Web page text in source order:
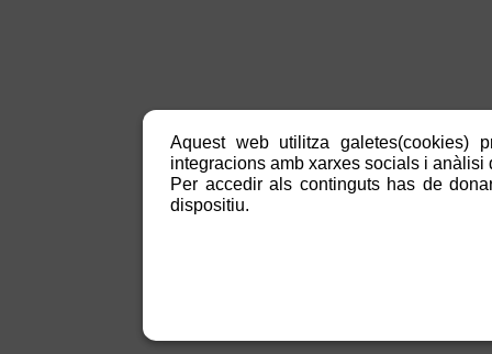
Aquest web utilitza galetes(cookies)
integracions amb xarxes socials i anàlisi
Per accedir als continguts has de
dispositiu.